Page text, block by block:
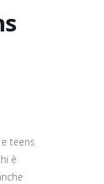
teens
è